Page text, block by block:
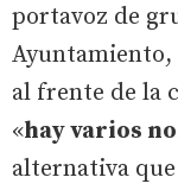
portavoz de
Ayuntamiento,
al frente de la
«hay varios
alternativa